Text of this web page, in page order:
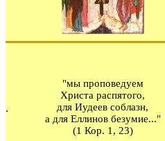
"мы проповедуем
Христа распятого,
для Иудеев соблазн,
а для Еллинов безумие..."
(1 Кор. 1, 23)